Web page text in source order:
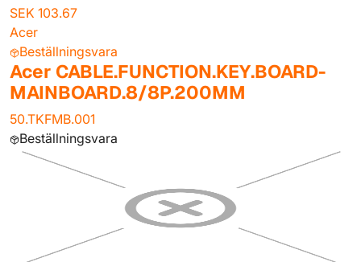
SEK 103.67
Acer
Beställningsvara
Acer CABLE.FUNCTION.KEY.BOARD-
MAINBOARD.8/8P.200MM
50.TKFMB.001
Beställningsvara